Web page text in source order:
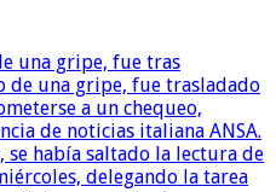
una gripe, fue tras